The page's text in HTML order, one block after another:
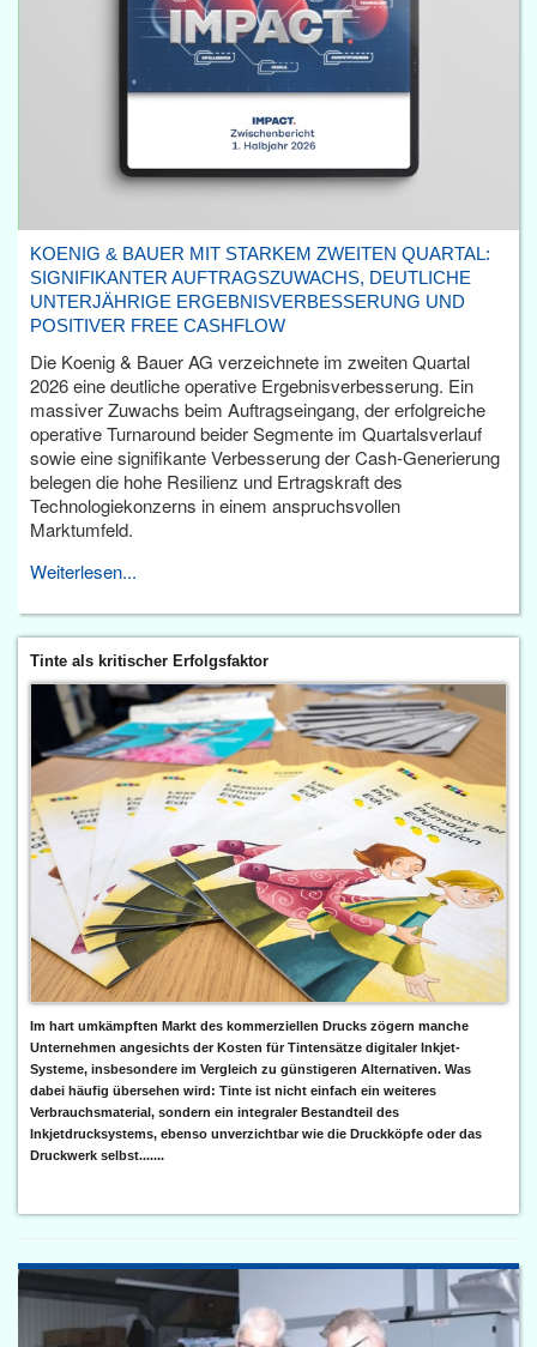
KOENIG & BAUER MIT STARKEM ZWEITEN QUARTAL:
SIGNIFIKANTER AUFTRAGSZUWACHS, DEUTLICHE
UNTERJÄHRIGE ERGEBNISVERBESSERUNG UND
POSITIVER FREE CASHFLOW
Die Koenig & Bauer AG verzeichnete im zweiten Quartal
2026 eine deutliche operative Ergebnisverbesserung. Ein
massiver Zuwachs beim Auftragseingang, der erfolgreiche
operative Turnaround beider Segmente im Quartalsverlauf
sowie eine signifikante Verbesserung der Cash-Generierung
belegen die hohe Resilienz und Ertragskraft des
Technologiekonzerns in einem anspruchsvollen
Marktumfeld.
Weiterlesen...
Tinte als kritischer Erfolgsfaktor
Im hart umkämpften Markt des kommerziellen Drucks zögern manche
Unternehmen angesichts der Kosten für Tintensätze digitaler Inkjet-
Systeme, insbesondere im Vergleich zu günstigeren Alternativen. Was
dabei häufig übersehen wird: Tinte ist nicht einfach ein weiteres
Verbrauchsmaterial, sondern ein integraler Bestandteil des
Inkjetdrucksystems, ebenso unverzichtbar wie die Druckköpfe oder das
Druckwerk selbst.......